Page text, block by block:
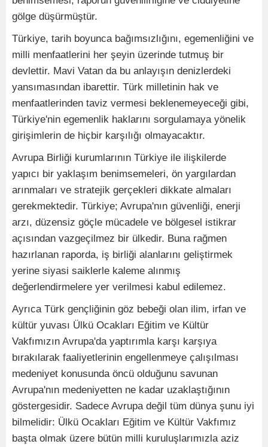
gölge düşürmüştür.
Türkiye, tarih boyunca bağımsızlığını, egemenliğini ve
milli menfaatlerini her şeyin üzerinde tutmuş bir
devlettir. Mavi Vatan da bu anlayışın denizlerdeki
yansımasından ibarettir. Türk milletinin hak ve
menfaatlerinden taviz vermesi beklenemeyeceği gibi,
Türkiye'nin egemenlik haklarını sorgulamaya yönelik
girişimlerin de hiçbir karşılığı olmayacaktır.
Avrupa Birliği kurumlarının Türkiye ile ilişkilerde
yapıcı bir yaklaşım benimsemeleri, ön yargılardan
arınmaları ve stratejik gerçekleri dikkate almaları
gerekmektedir. Türkiye; Avrupa'nın güvenliği, enerji
arzı, düzensiz göçle mücadele ve bölgesel istikrar
açısından vazgeçilmez bir ülkedir. Buna rağmen
hazırlanan raporda, iş birliği alanlarını geliştirmek
yerine siyasi saiklerle kaleme alınmış
değerlendirmelere yer verilmesi kabul edilemez.
Ayrıca Türk gençliğinin göz bebeği olan ilim, irfan ve
kültür yuvası Ülkü Ocakları Eğitim ve Kültür
Vakfımızın Avrupa'da yaptırımla karşı karşıya
bırakılarak faaliyetlerinin engellenmeye çalışılması
medeniyet konusunda öncü olduğunu savunan
Avrupa'nın medeniyetten ne kadar uzaklaştığının
göstergesidir. Sadece Avrupa değil tüm dünya şunu iyi
bilmelidir: Ülkü Ocakları Eğitim ve Kültür Vakfımız
başta olmak üzere bütün milli kuruluşlarımızla aziz